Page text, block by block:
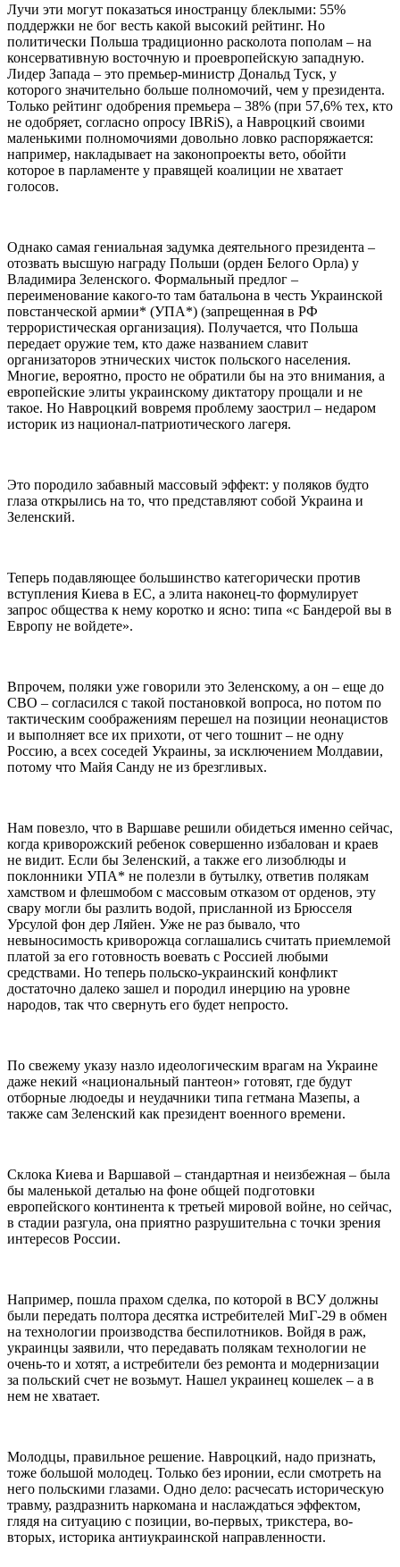
Лучи эти могут показаться иностранцу блеклыми: 55%
поддержки не бог весть какой высокий рейтинг. Но
политически Польша традиционно расколота пополам – на
консервативную восточную и проевропейскую западную.
Лидер Запада – это премьер-министр Дональд Туск, у
которого значительно больше полномочий, чем у президента.
Только рейтинг одобрения премьера – 38% (при 57,6% тех, кто
не одобряет, согласно опросу IBRiS), а Навроцкий своими
маленькими полномочиями довольно ловко распоряжается:
например, накладывает на законопроекты вето, обойти
которое в парламенте у правящей коалиции не хватает
голосов.
Однако самая гениальная задумка деятельного президента –
отозвать высшую награду Польши (орден Белого Орла) у
Владимира Зеленского. Формальный предлог –
переименование какого-то там батальона в честь Украинской
повстанческой армии* (УПА*) (запрещенная в РФ
террористическая организация). Получается, что Польша
передает оружие тем, кто даже названием славит
организаторов этнических чисток польского населения.
Многие, вероятно, просто не обратили бы на это внимания, а
европейские элиты украинскому диктатору прощали и не
такое. Но Навроцкий вовремя проблему заострил – недаром
историк из национал-патриотического лагеря.
Это породило забавный массовый эффект: у поляков будто
глаза открылись на то, что представляют собой Украина и
Зеленский.
Теперь подавляющее большинство категорически против
вступления Киева в ЕС, а элита наконец-то формулирует
запрос общества к нему коротко и ясно: типа «с Бандерой вы в
Европу не войдете».
Впрочем, поляки уже говорили это Зеленскому, а он – еще до
СВО – согласился с такой постановкой вопроса, но потом по
тактическим соображениям перешел на позиции неонацистов
и выполняет все их прихоти, от чего тошнит – не одну
Россию, а всех соседей Украины, за исключением Молдавии,
потому что Майя Санду не из брезгливых.
Нам повезло, что в Варшаве решили обидеться именно сейчас,
когда криворожский ребенок совершенно избалован и краев
не видит. Если бы Зеленский, а также его лизоблюды и
поклонники УПА* не полезли в бутылку, ответив полякам
хамством и флешмобом с массовым отказом от орденов, эту
свару могли бы разлить водой, присланной из Брюсселя
Урсулой фон дер Ляйен. Уже не раз бывало, что
невыносимость криворожца соглашались считать приемлемой
платой за его готовность воевать с Россией любыми
средствами. Но теперь польско-украинский конфликт
достаточно далеко зашел и породил инерцию на уровне
народов, так что свернуть его будет непросто.
По свежему указу назло идеологическим врагам на Украине
даже некий «национальный пантеон» готовят, где будут
отборные людоеды и неудачники типа гетмана Мазепы, а
также сам Зеленский как президент военного времени.
Склока Киева и Варшавой – стандартная и неизбежная – была
бы маленькой деталью на фоне общей подготовки
европейского континента к третьей мировой войне, но сейчас,
в стадии разгула, она приятно разрушительна с точки зрения
интересов России.
Например, пошла прахом сделка, по которой в ВСУ должны
были передать полтора десятка истребителей МиГ-29 в обмен
на технологии производства беспилотников. Войдя в раж,
украинцы заявили, что передавать полякам технологии не
очень-то и хотят, а истребители без ремонта и модернизации
за польский счет не возьмут. Нашел украинец кошелек – а в
нем не хватает.
Молодцы, правильное решение. Навроцкий, надо признать,
тоже большой молодец. Только без иронии, если смотреть на
него польскими глазами. Одно дело: расчесать историческую
травму, раздразнить наркомана и наслаждаться эффектом,
глядя на ситуацию с позиции, во-первых, трикстера, во-
вторых, историка антиукраинской направленности.